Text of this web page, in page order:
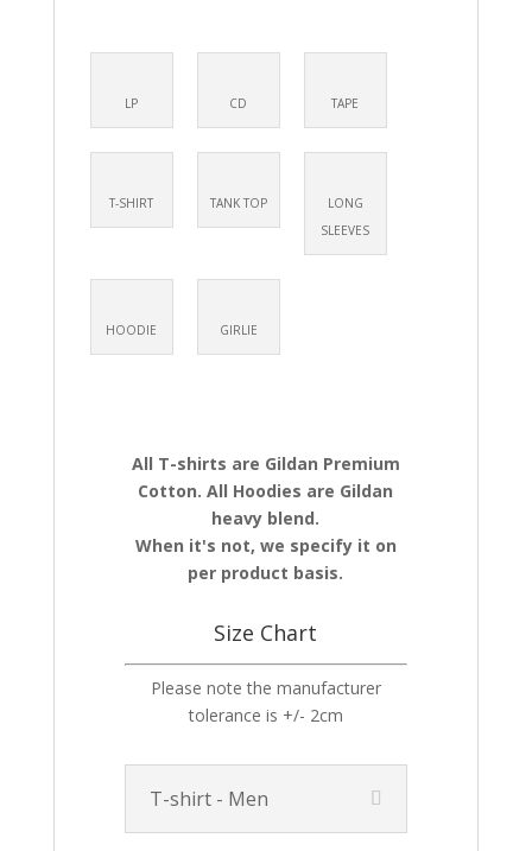
LP CD TAPE
T-SHIRT TANK TOP
LONG
SLEEVES
HOODIE GIRLIE
All T-shirts are Gildan Premium
Cotton. All Hoodies are Gildan
heavy blend.
When it's not, we specify it on
per product basis.
Size Chart
Please note the manufacturer
tolerance is +/- 2cm
T-shirt - Men